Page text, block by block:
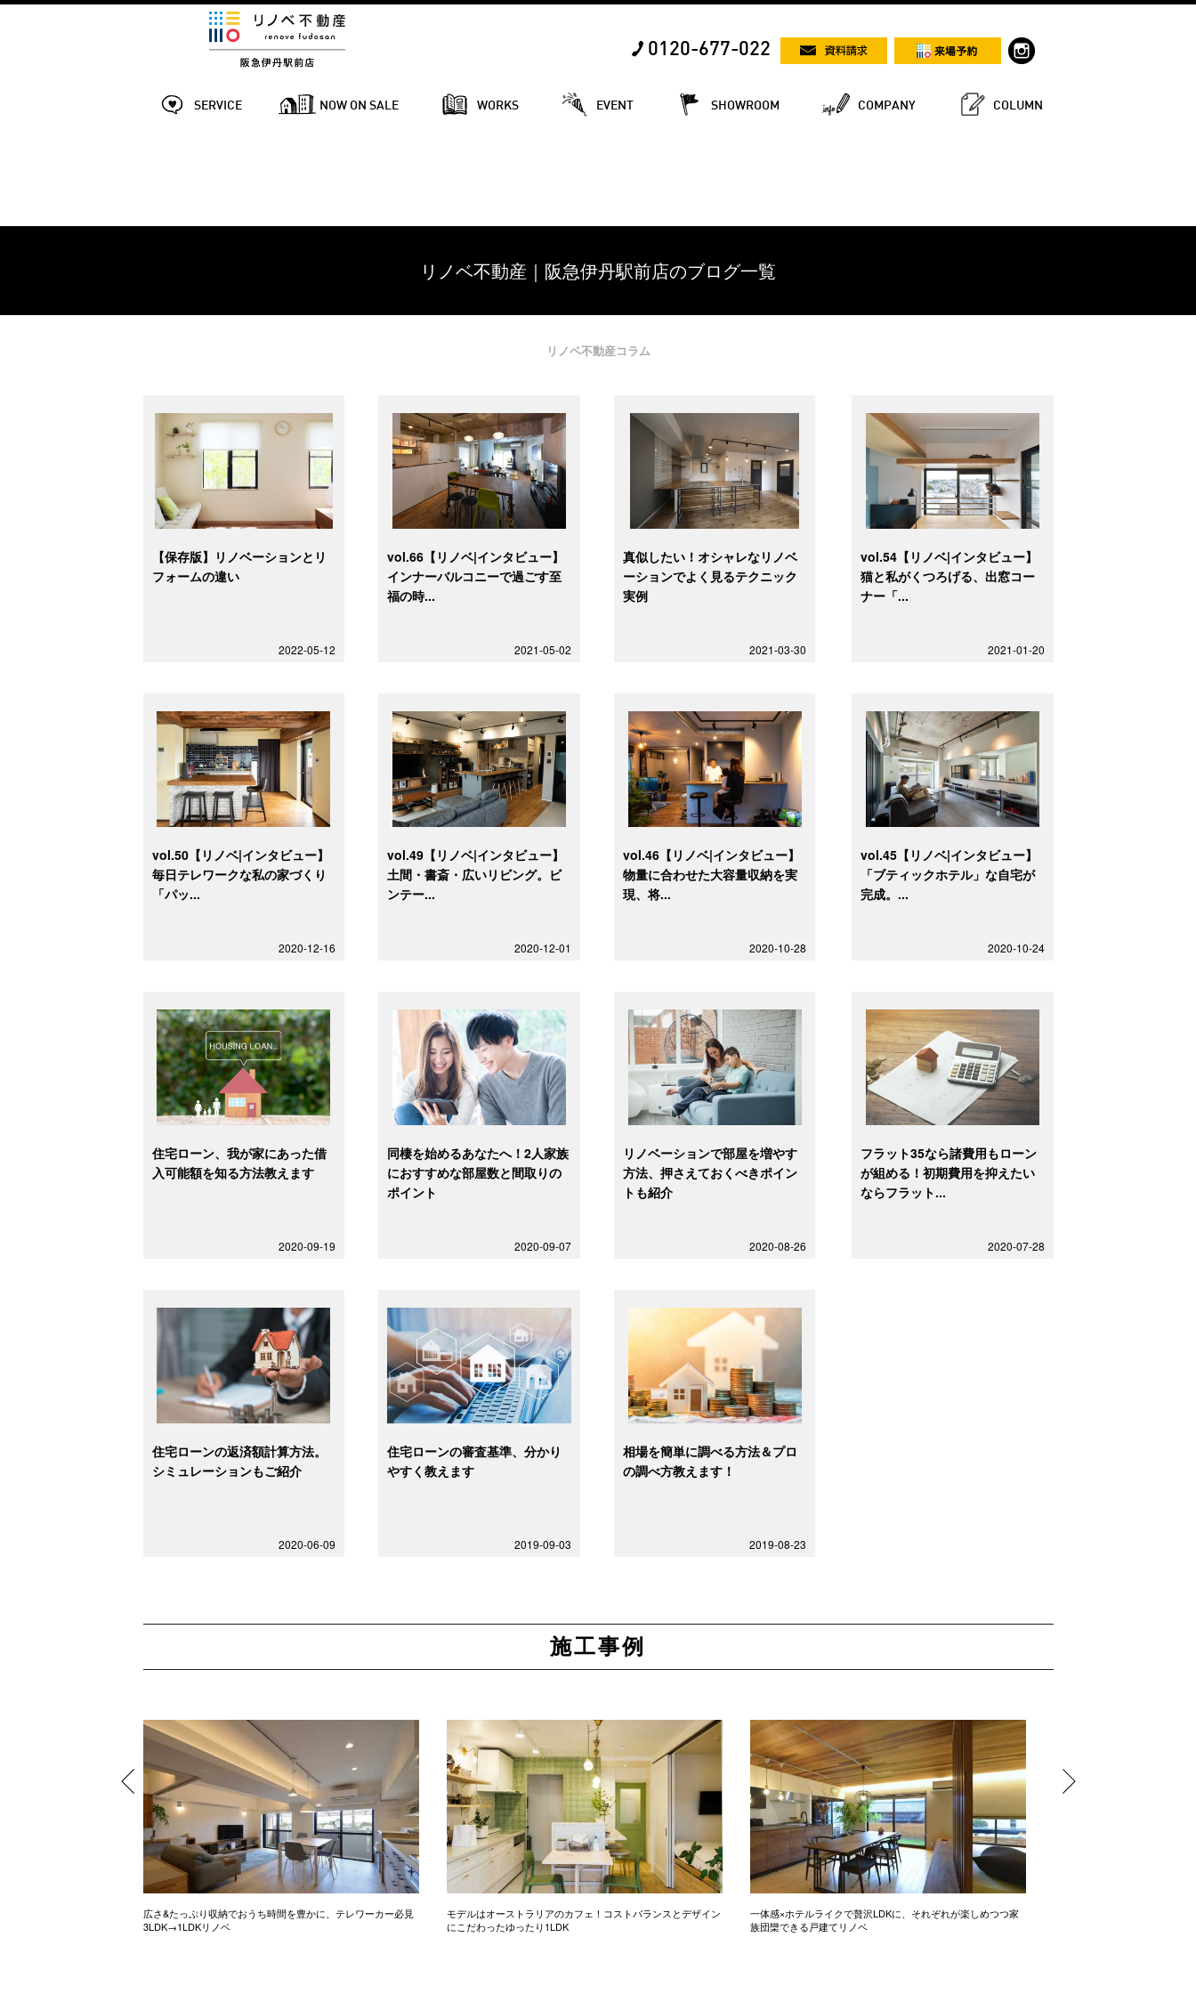
0120-677-022
SERVICE NOW ON SALE WORKS EVENT SHOWROOM COMPANY COLUMN
リノベ不動産｜阪急伊丹駅前店のブログ一覧
リノベ不動産コラム
【保存版】リノベーションとリ
フォームの違い
2022-05-12
vol.66【リノベ|インタビュー】
インナーバルコニーで過ごす至
福の時...
2021-05-02
真似したい！オシャレなリノベ
ーションでよく見るテクニック
実例
2021-03-30
vol.54【リノベ|インタビュー】
猫と私がくつろげる、出窓コー
ナー「...
2021-01-20
vol.50【リノベ|インタビュー】
毎日テレワークな私の家づくり
「パッ...
2020-12-16
vol.49【リノベ|インタビュー】
土間・書斎・広いリビング。ビ
ンテー...
2020-12-01
vol.46【リノベ|インタビュー】
物量に合わせた大容量収納を実
現、将...
2020-10-28
vol.45【リノベ|インタビュー】
「ブティックホテル」な自宅が
完成。...
2020-10-24
住宅ローン、我が家にあった借
入可能額を知る方法教えます
2020-09-19
同棲を始めるあなたへ！2人家族
におすすめな部屋数と間取りの
ポイント
2020-09-07
リノベーションで部屋を増やす
方法、押さえておくべきポイン
トも紹介
2020-08-26
フラット35なら諸費用もローン
が組める！初期費用を抑えたい
ならフラット...
2020-07-28
住宅ローンの返済額計算方法。
シミュレーションもご紹介
2020-06-09
住宅ローンの審査基準、分かり
やすく教えます
2019-09-03
相場を簡単に調べる方法＆プロ
の調べ方教えます！
2019-08-23
施工事例
広さ&たっぷり収納でおうち時間を豊かに、テレワーカー必見
3LDK→1LDKリノベ
モデルはオーストラリアのカフェ！コストバランスとデザイン
にこだわったゆったり1LDK
一体感×ホテルライクで贅沢LDKに、それぞれが楽しめつつ家
族団欒できる戸建てリノベ